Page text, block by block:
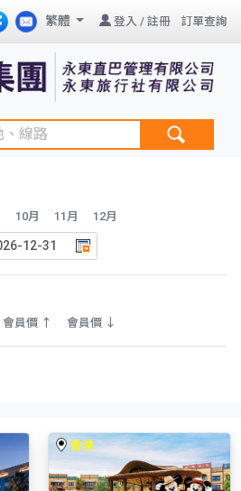
繁體 登入 / 註冊 訂單查詢
10月 11月 12月
會員價 ↑ 會員價 ↓
香港